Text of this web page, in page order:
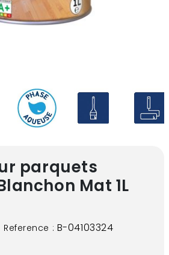
parquets
Mat 1L
Reference : B-04103324